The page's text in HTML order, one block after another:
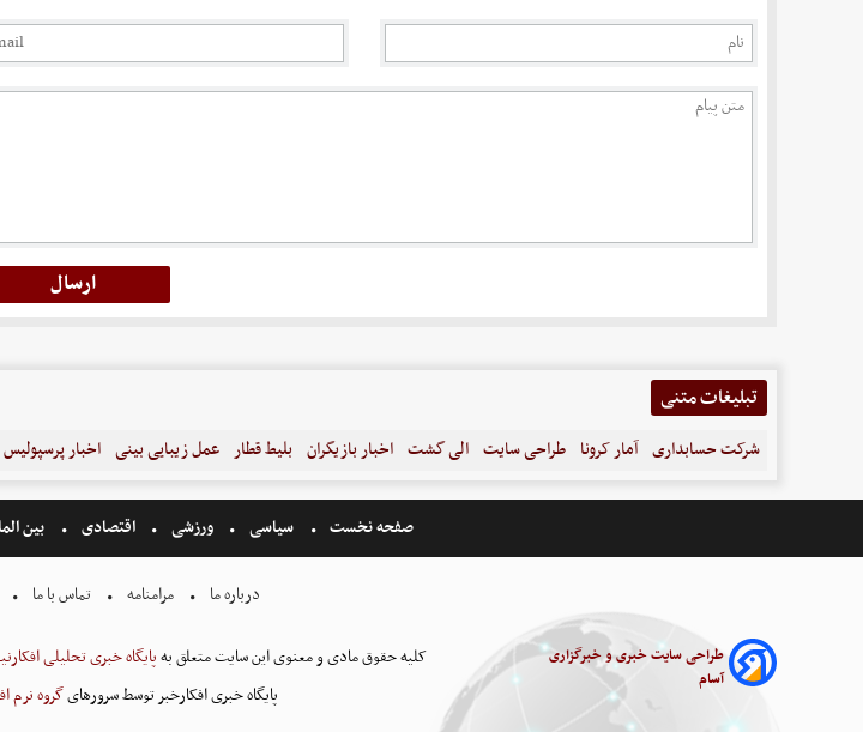
تبلیغات متنی
شرکت حسابداری آمار کرونا طراحی سایت الی گشت اخبار بازیگران بلیط قطار عمل زیبایی بینی اخبار پرسپولیس
صفحه نخست سیاسی ورزشی اقتصادی بین
درباره ما مرامنامه تماس با ما
طراحی سایت خبری و خبرگزاری
آسام
کلیه حقوق مادی و معنوی این سایت متعلق بهپایگاه خبری تحلیلی
پایگاه خبری افکارخبر توسط سرورهایگروه نرم